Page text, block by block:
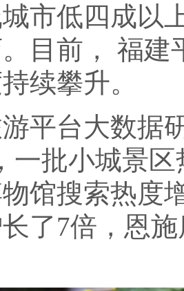
市低四成以
目前， 福建
续攀升。
台大数据研
一批小城景
馆搜索热度
了7倍，恩